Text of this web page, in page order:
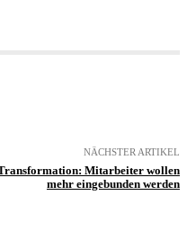
NÄCHSTER ARTIKEL
Mitarbeiter wollen
mehr eingebunden werden